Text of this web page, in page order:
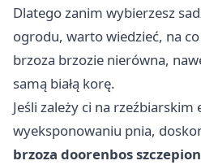
Dlatego zanim wybierzesz
ogrodu, warto wiedzieć, na
brzoza brzozie nierówna,
samą białą korę.
Jeśli zależy ci na
wyeksponowaniu pnia,
brzoza doorenbos